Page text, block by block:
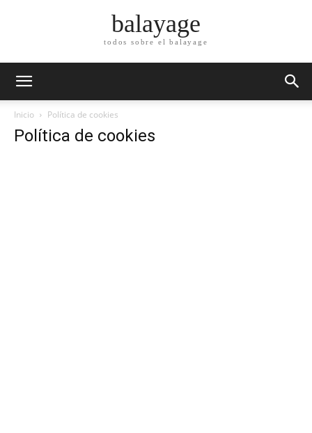
balayage
todos sobre el balayage
Inicio Política de cookies
Política de cookies